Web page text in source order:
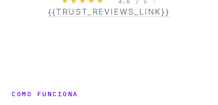
{{TRUST_REVIEWS_LINK}}
COMO FUNCIONA